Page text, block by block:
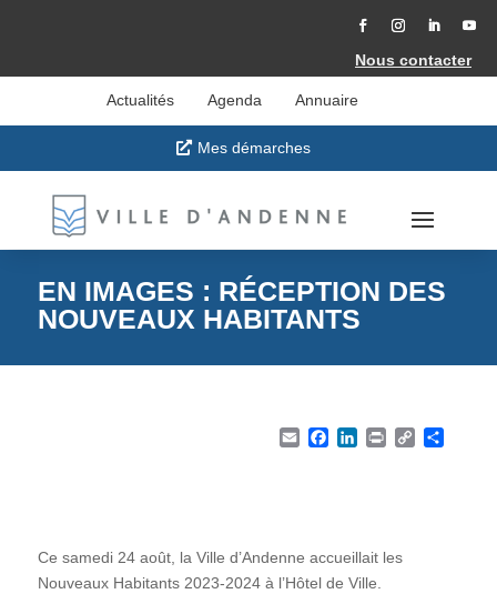
Nous contacter
Actualités Agenda Annuaire
Mes démarches
EN IMAGES : RÉCEPTION DES
NOUVEAUX HABITANTS
EmailFacebook
LinkedIn
PrintCopy
Ce samedi 24 août, la Ville d’Andenne accueillait les
Nouveaux Habitants 2023-2024 à l’Hôtel de Ville.